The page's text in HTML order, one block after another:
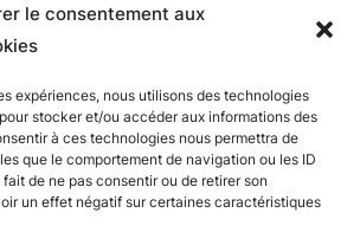
le consentement aux
expériences, nous utilisons des technologies
stocker et/ou accéder aux informations des
à ces technologies nous permettra de
que le comportement de navigation ou les ID
de ne pas consentir ou de retirer son
un effet négatif sur certaines caractéristiques